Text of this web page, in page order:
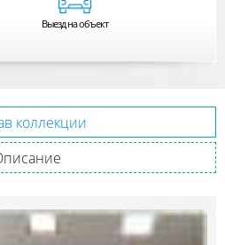
Выезд на объект
коллекции